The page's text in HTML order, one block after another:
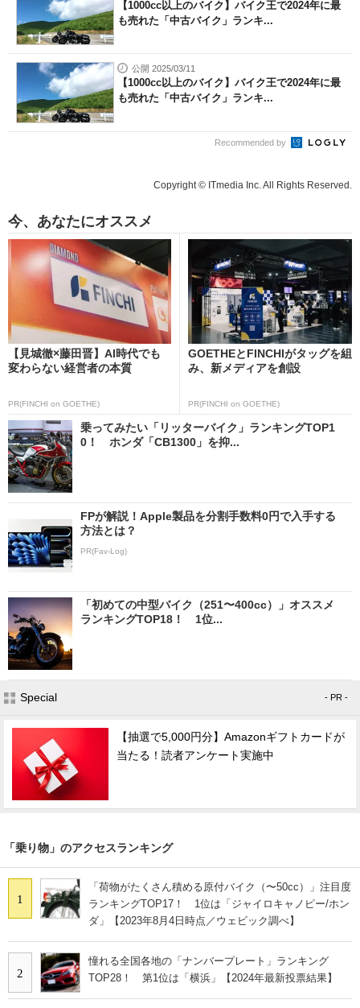
【1000cc以上のバイク】バイク王で2024年に最
も売れた「中古バイク」ランキ...
公開 2025/03/11
【1000cc以上のバイク】バイク王で2024年に最
も売れた「中古バイク」ランキ...
Recommended by
Copyright © ITmedia Inc. All Rights Reserved.
今、あなたにオススメ
【見城徹×藤田晋】AI時代でも
変わらない経営者の本質
PR(FINCHI on GOETHE)
GOETHEとFINCHIがタッグを組
み、新メディアを創設
PR(FINCHI on GOETHE)
乗ってみたい「リッターバイク」ランキングTOP1
0！ ホンダ「CB1300」を抑...
FPが解説！Apple製品を分割手数料0円で入手する
方法とは？
PR(Fav-Log)
「初めての中型バイク（251〜400cc）」オススメ
ランキングTOP18！ 1位...
Special - PR -
【抽選で5,000円分】Amazonギフトカードが
当たる！読者アンケート実施中
「乗り物」のアクセスランキング
1
「荷物がたくさん積める原付バイク（〜50cc）」注目度
ランキングTOP17！ 1位は「ジャイロキャノピー/ホン
ダ」【2023年8月4日時点／ウェビック調べ】
2
憧れる全国各地の「ナンバープレート」ランキング
TOP28！ 第1位は「横浜」【2024年最新投票結果】